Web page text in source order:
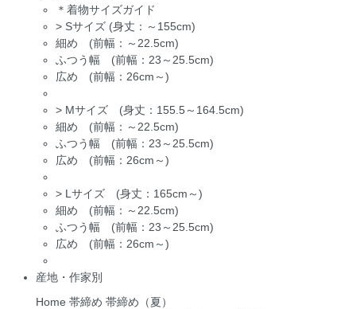
＊着物サイズガイド
> Sサイズ (身丈：～155cm)
細め (前幅：～22.5cm)
ふつう幅 (前幅：23～25.5cm)
広め (前幅：26cm～)
> Mサイズ (身丈：155.5～164.5cm)
細め (前幅：～22.5cm)
ふつう幅 (前幅：23～25.5cm)
広め (前幅：26cm～)
> Lサイズ (身丈：165cm～)
細め (前幅：～22.5cm)
ふつう幅 (前幅：23～25.5cm)
広め (前幅：26cm～)
産地・作家別
Home 帯締め 帯締め（夏）